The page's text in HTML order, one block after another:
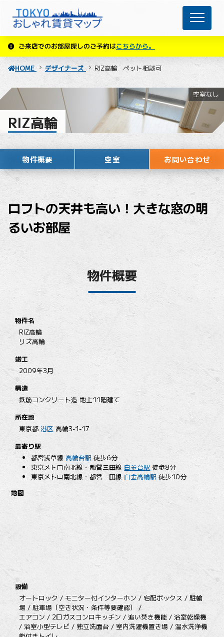
ご来店でのお部屋探しのご予約はこちらから。
HOME デザイナーズ RIZ高輪 ペット相談可
RIZ高輪
空室なし
物件概要 空室 お問い合わせ
ロフトの天井も高い！大きな窓の明
るいお部屋
物件概要
物件名
RIZ高輪
リズ高輪
竣工
2009年3月
構造
鉄筋コンクリート造 地上11階建て
所在地
東京都港区 高輪3-1-17
最寄り駅
都営浅草線高輪台駅 徒歩6分
東京メトロ南北線・都営三田線 白金台駅 徒歩8分
東京メトロ南北線・都営三田線 白金高輪駅 徒歩10分
地図
設備
オートロック / モニター付インターホン / 宅配ボックス / 駐輪
場 / 駐車場（空き状況・条件等要確認） /
エアコン / 2口ガスコンロキッチン / 追い焚き機能 / 浴室乾燥機
/ 浴室小型テレビ / 独立洗面台 / 室内洗濯機置き場 / 温水洗浄機